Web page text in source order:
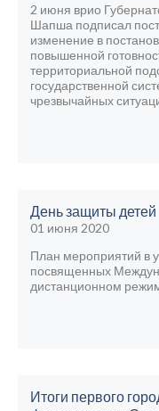
2 июня врио
Шапша подписал
изменение в
повышенной
территориальной
государственной
чрезвычайных
День защиты детей
01 июня 2020
План мероприятий в
посвященных
дистанционном
Итоги первого